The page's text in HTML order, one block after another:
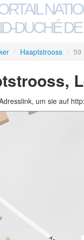
DUCHÉ
/ Haaptstrooss / 59
um sie auf